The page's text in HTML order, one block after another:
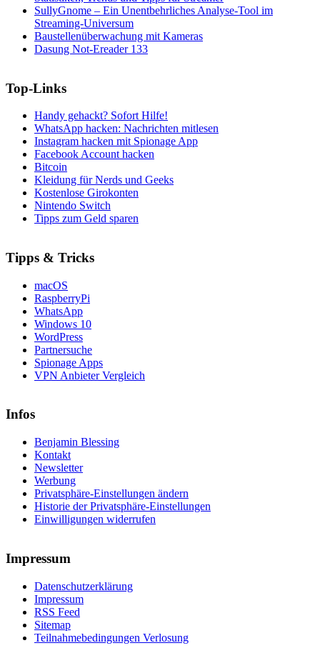
SullyGnome – Ein Unentbehrliches Analyse-Tool im
Streaming-Universum
Baustellenüberwachung mit Kameras
Dasung Not-Ereader 133
Top-Links
Handy gehackt? Sofort Hilfe!
WhatsApp hacken: Nachrichten mitlesen
Instagram hacken mit Spionage App
Facebook Account hacken
Bitcoin
Kleidung für Nerds und Geeks
Kostenlose Girokonten
Nintendo Switch
Tipps zum Geld sparen
Tipps & Tricks
macOS
RaspberryPi
WhatsApp
Windows 10
WordPress
Partnersuche
Spionage Apps
VPN Anbieter Vergleich
Infos
Benjamin Blessing
Kontakt
Newsletter
Werbung
Privatsphäre-Einstellungen ändern
Historie der Privatsphäre-Einstellungen
Einwilligungen widerrufen
Impressum
Datenschutzerklärung
Impressum
RSS Feed
Sitemap
Teilnahmebedingungen Verlosung